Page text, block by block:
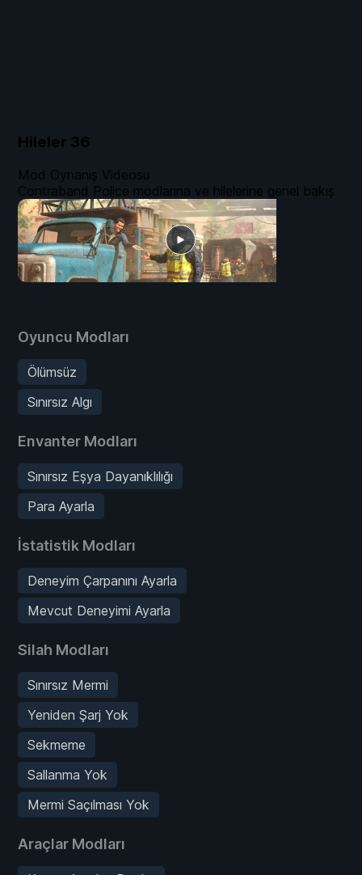
Hileler 36
Oyuncu Modları
Ölümsüz
Sınırsız Algı
Envanter Modları
Sınırsız Eşya Dayanıklılığı
Para Ayarla
İstatistik Modları
Deneyim Çarpanını Ayarla
Mevcut Deneyimi Ayarla
Silah Modları
Sınırsız Mermi
Yeniden Şarj Yok
Sekmeme
Sallanma Yok
Mermi Saçılması Yok
Araçlar Modları
Mod Oynanış Videosu
Contraband Police modlarına ve hilelerine genel bakış